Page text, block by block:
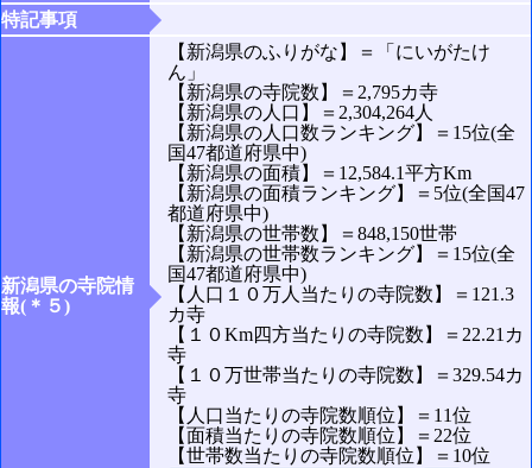
特記事項
新潟県の寺院情
報(＊５)
【新潟県のふりがな】＝「にいがたけ
ん」
【新潟県の寺院数】＝2,795カ寺
【新潟県の人口】＝2,304,264人
【新潟県の人口数ランキング】＝15位(全
国47都道府県中)
【新潟県の面積】＝12,584.1平方Km
【新潟県の面積ランキング】＝5位(全国47
都道府県中)
【新潟県の世帯数】＝848,150世帯
【新潟県の世帯数ランキング】＝15位(全
国47都道府県中)
【人口１０万人当たりの寺院数】＝121.3
カ寺
【１０Km四方当たりの寺院数】＝22.21カ
寺
【１０万世帯当たりの寺院数】＝329.54カ
寺
【人口当たりの寺院数順位】＝11位
【面積当たりの寺院数順位】＝22位
【世帯数当たりの寺院数順位】＝10位